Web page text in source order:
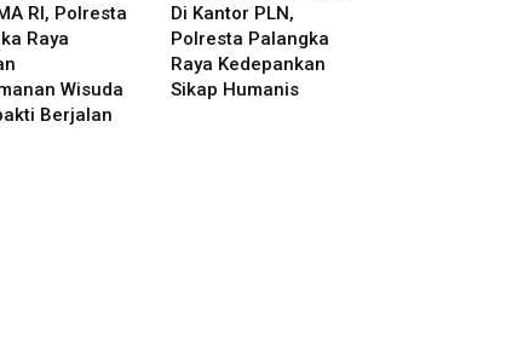
RI, Polresta
Raya
Wisuda
Berjalan
Di Kantor PLN,
Polresta Palangka
Raya Kedepankan
Sikap Humanis